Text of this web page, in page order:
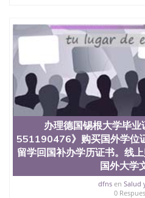
State University）圣何塞州
Jose State University）圣何
（San Jose State
文凭学位qq微信551190476
学学历 绩单购买学位证书/
买澳洲大学毕业证成绩单假文
业找人做文凭学位qq微信
昆士兰大学学历成绩单购买
士做文凭/购买澳洲大学毕业
理曼海姆大学毕业证文凭《
买国外学位证&咨询大学毕
历证书。线上购买文凭毕业
凭、肆业证、毕业公证、毕
通知书、Offer、在读证明、
办理德国锡根大学毕
551190476》购买国外学位
留学回国补办学历证书。线
国外大学
dfnsen Salud
0